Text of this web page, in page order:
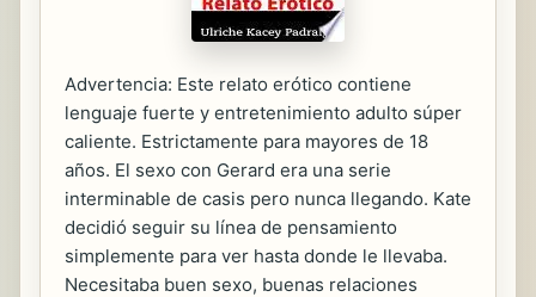
Advertencia: Este relato erótico contiene
lenguaje fuerte y entretenimiento adulto súper
caliente. Estrictamente para mayores de 18
años. El sexo con Gerard era una serie
interminable de casis pero nunca llegando. Kate
decidió seguir su línea de pensamiento
simplemente para ver hasta donde le llevaba.
Necesitaba buen sexo, buenas relaciones